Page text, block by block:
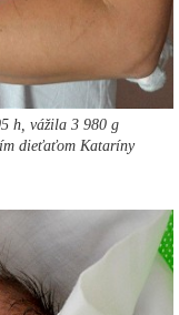
h, vážila 3 980 g
dieťaťom Kataríny